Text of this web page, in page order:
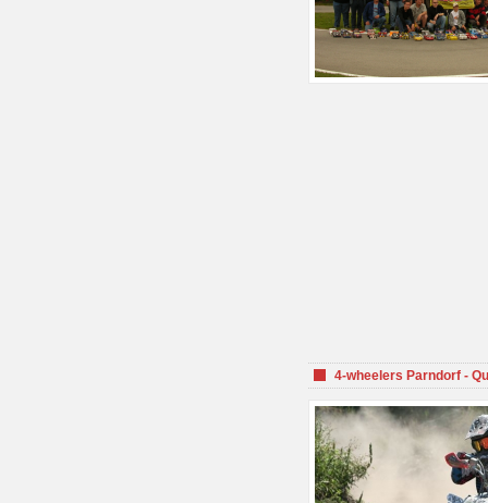
4-wheelers Parndorf -